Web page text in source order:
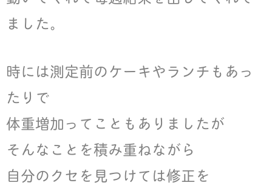
ました。
時には測定前のケーキやランチもあっ
たりで
体重増加ってこともありましたが
そんなことを積み重ねながら
自分のクセを見つけては修正を